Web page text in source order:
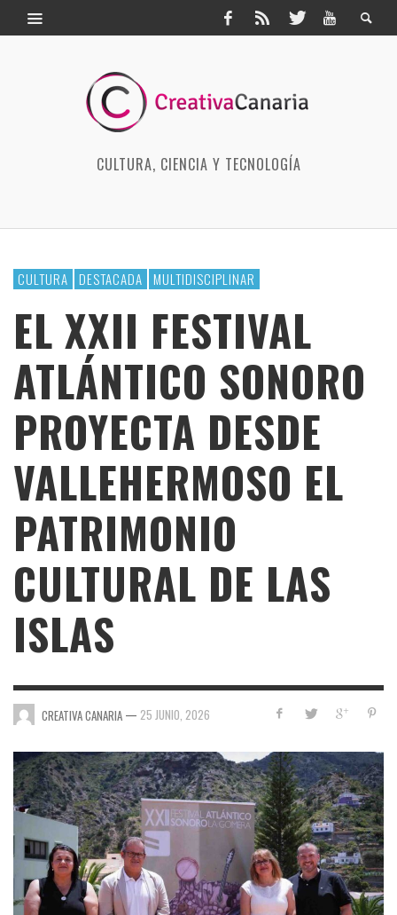
CULTURA, CIENCIA Y TECNOLOGÍA
CULTURA DESTACADA MULTIDISCIPLINAR
EL XXII FESTIVAL
ATLÁNTICO SONORO
PROYECTA DESDE
VALLEHERMOSO EL
PATRIMONIO
CULTURAL DE LAS
ISLAS
CREATIVA CANARIA — 25 JUNIO, 2026